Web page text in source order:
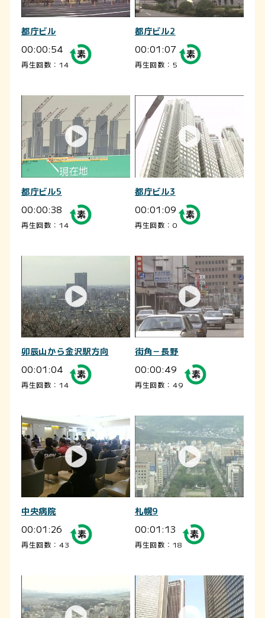
都庁ビル
00:00:54
再生回数：14
都庁ビル2
00:01:07
再生回数：5
都庁ビル5
00:00:38
再生回数：14
都庁ビル3
00:01:09
再生回数：0
卯辰山から金沢駅方向
00:01:04
再生回数：14
街角－長野
00:00:49
再生回数：49
中央病院
00:01:26
再生回数：43
札幌9
00:01:13
再生回数：18